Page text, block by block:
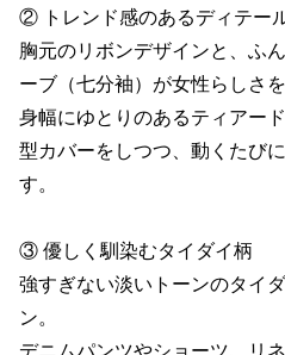
② トレンド感のあるディテー
胸元のリボンデザインと、ふ
ーブ（七分袖）が女性らしさを
身幅にゆとりのあるティアー
型カバーをしつつ、動くたび
す。
③ 優しく馴染むタイダイ柄
強すぎない淡いトーンのタイ
ン。